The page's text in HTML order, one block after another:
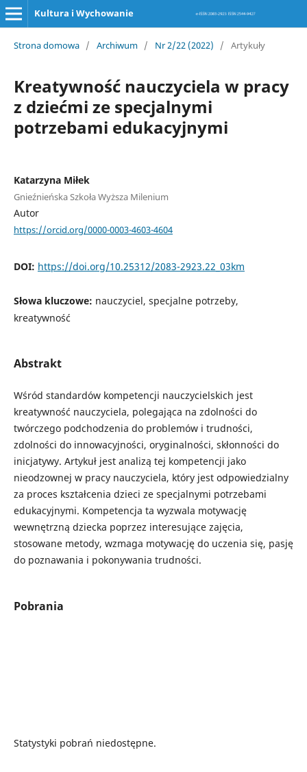
Kultura i Wychowanie
Strona domowa / Archiwum / Nr 2/22 (2022) / Artykuły
Kreatywność nauczyciela w pracy
z dziećmi ze specjalnymi
potrzebami edukacyjnymi
Katarzyna Miłek
Gnieźnieńska Szkoła Wyższa Milenium
Autor
https://orcid.org/0000-0003-4603-4604
DOI: https://doi.org/10.25312/2083-2923.22_03km
Słowa kluczowe: nauczyciel, specjalne potrzeby,
kreatywność
Abstrakt
Wśród standardów kompetencji nauczycielskich jest
kreatywność nauczyciela, polegająca na zdolności do
twórczego podchodzenia do problemów i trudności,
zdolności do innowacyjności, oryginalności, skłonności do
inicjatywy. Artykuł jest analizą tej kompetencji jako
nieodzownej w pracy nauczyciela, który jest odpowiedzialny
za proces kształcenia dzieci ze specjalnymi potrzebami
edukacyjnymi. Kompetencja ta wyzwala motywację
wewnętrzną dziecka poprzez interesujące zajęcia,
stosowane metody, wzmaga motywację do uczenia się, pasję
do poznawania i pokonywania trudności.
Pobrania
Statystyki pobrań niedostępne.